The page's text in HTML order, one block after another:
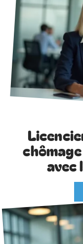
avec